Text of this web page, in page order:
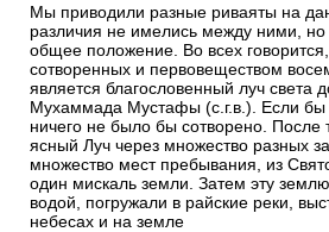
Мы приводили разные риваяты на
различия не имелись между ними, но
общее положение. Во всех
сотворенных и первовеществом
является благословенный луч света
Мухаммада Мустафы (с.г.в.). Если бы
ничего не было бы сотворено. После
ясный Луч через множество разных
множество мест пребывания, из
один мискаль земли. Затем эту
водой, погружали в райские реки,
небесах и на земле